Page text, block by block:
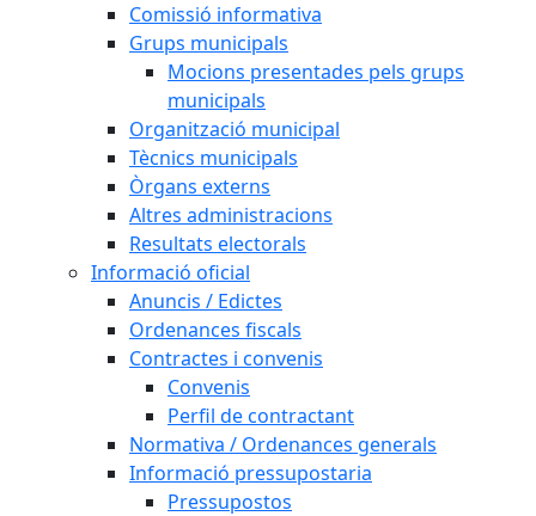
Comissió informativa
Grups municipals
Mocions presentades pels grups
municipals
Organització municipal
Tècnics municipals
Òrgans externs
Altres administracions
Resultats electorals
Informació oficial
Anuncis / Edictes
Ordenances fiscals
Contractes i convenis
Convenis
Perfil de contractant
Normativa / Ordenances generals
Informació pressupostaria
Pressupostos